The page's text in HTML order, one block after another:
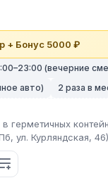
+ Бонус 5000 ₽
(вечерние
авто)
2 раза в
герметичных
ул. Курляндская,